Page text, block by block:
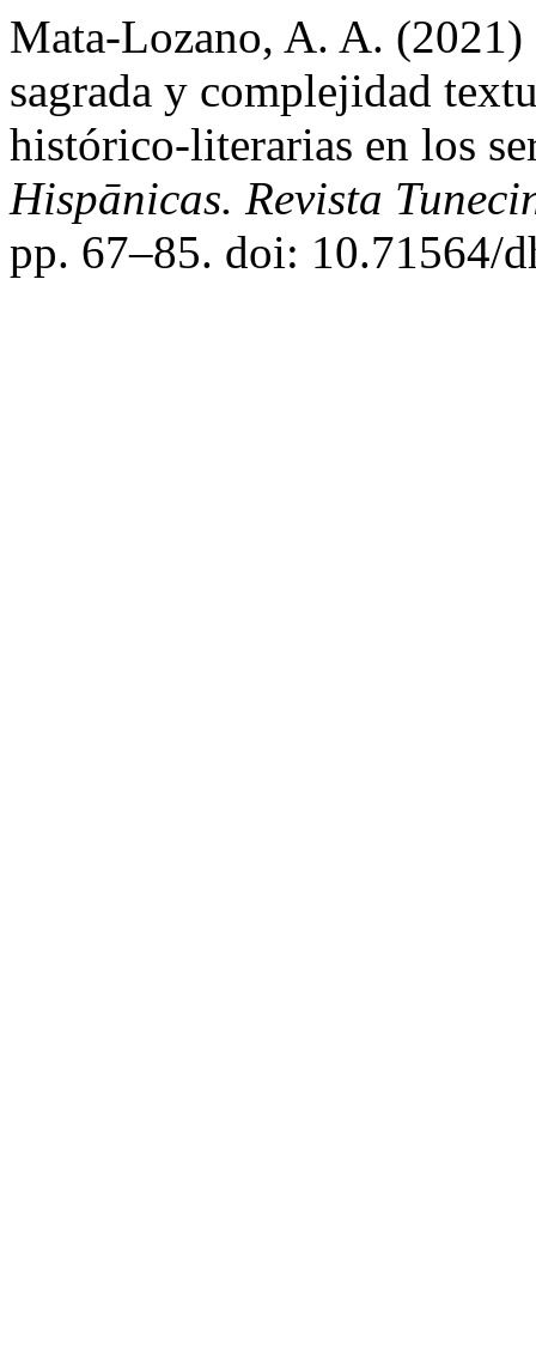
Mata-Lozano, A. A.
sagrada y complejidad
histórico-literarias en los
Hispānicas. Revista
pp. 67–85. doi: 10.71564/